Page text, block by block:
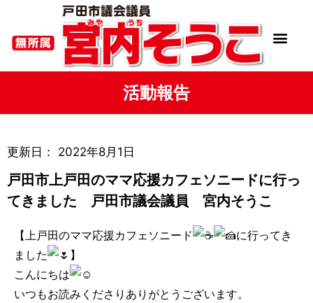
活動報告
更新日： 2022年8月1日
戸田市上戸田のママ応援カフェソニードに行っ
てきました 戸田市議会議員 宮内そうこ
【上戸田のママ応援カフェソニード
に行ってき
ました
】
こんにちは
いつもお読みくださりありがとうございます。